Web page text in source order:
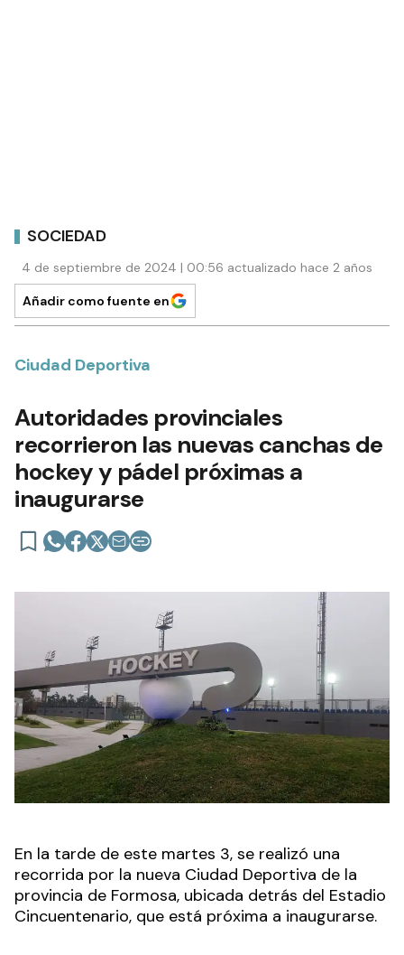
SOCIEDAD
4 de septiembre de 2024 | 00:56 actualizado hace 2 años
Añadir como fuente en
Ciudad Deportiva
Autoridades provinciales
recorrieron las nuevas canchas de
hockey y pádel próximas a
inaugurarse
En la tarde de este martes 3, se realizó una
recorrida por la nueva Ciudad Deportiva de la
provincia de Formosa, ubicada detrás del Estadio
Cincuentenario, que está próxima a inaugurarse.